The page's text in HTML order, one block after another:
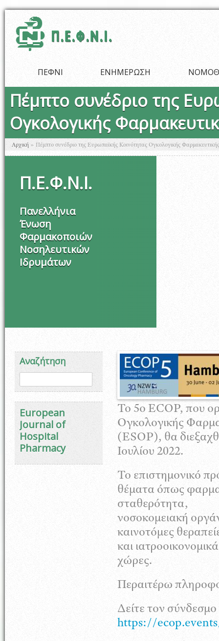
ΠΕΦΝΙ ΕΝΗΜΕΡΩΣΗ
Πέμπτο συνέδριο της
Ογκολογικής
Είστε εδώ
Αρχική » Πέμπτο συνέδριο της Ευρωπαϊκής Κοινότητας Ογκολογικής
Π.Ε.Φ.Ν.Ι.
Πανελλήνια
Ένωση
Φαρμακοποιών
Νοσηλευτικών
Ιδρυμάτων
Αναζήτηση
Φόρμα αναζήτησης
European
Journal of
Hospital
Pharmacy
Το 5ο ECOP, που
Ογκολογικής
(ESOP), θα
Ιουλίου 2022.
Το επιστημονικό
θέματα όπως
σταθερότητα,
νοσοκομειακή
καινοτόμες
και
χώρες.
Περαιτέρω
Δείτε τον
https://